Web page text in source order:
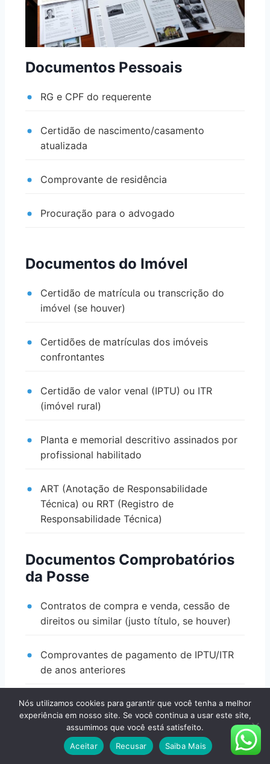
Documentos Pessoais
RG e CPF do requerente
Certidão de nascimento/casamento
atualizada
Comprovante de residência
Procuração para o advogado
Documentos do Imóvel
Certidão de matrícula ou transcrição do
imóvel (se houver)
Certidões de matrículas dos imóveis
confrontantes
Certidão de valor venal (IPTU) ou ITR
(imóvel rural)
Planta e memorial descritivo assinados por
profissional habilitado
ART (Anotação de Responsabilidade
Técnica) ou RRT (Registro de
Responsabilidade Técnica)
Documentos Comprobatórios
da Posse
Contratos de compra e venda, cessão de
direitos ou similar (justo título, se houver)
Comprovantes de pagamento de IPTU/ITR
de anos anteriores
Contas de água, luz, telefone antigas
Recibos de materiais de construção ou
reformas
Nós utilizamos cookies para garantir que você tenha a melhor
experiência em nosso site. Se você continua a usar este site,
assumimos que você está satisfeito.
Aceitar
Recusar Saiba Mais